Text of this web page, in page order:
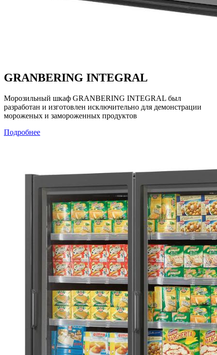
GRANBERING INTEGRAL
Морозильный шкаф GRANBERING INTEGRAL был
разработан и изготовлен исключительно для демонстрации
мороженых и замороженных продуктов
Подробнее